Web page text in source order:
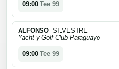
09:00 Tee 99
ALFONSO SILVESTRE
Yacht y Golf Club Paraguayo
09:00 Tee 99